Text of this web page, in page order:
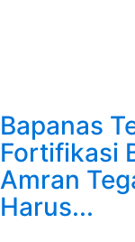
Bapanas
Fortifikasi
Amran
Harus...